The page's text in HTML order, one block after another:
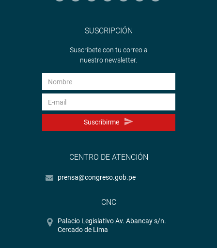
SUSCRIPCIÓN
Suscríbete con tu correo a
nuestro newsletter.
Suscribirme
CENTRO DE ATENCIÓN
prensa@congreso.gob.pe
CNC
Palacio Legislativo Av. Abancay s/n.
Cercado de Lima